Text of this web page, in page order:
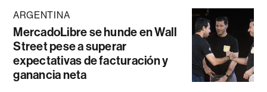
ARGENTINA
MercadoLibre se hunde en Wall
Street pese a superar
expectativas de facturación y
ganancia neta